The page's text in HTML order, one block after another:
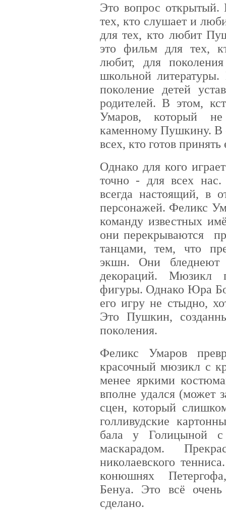
Это вопрос
тех, кто слушает и
для тех, кто любит
это фильм для тех,
любит, для
школьной
поколение детей
родителей. В этом,
Умаров, который
каменному Пушкину. В
всех, кто готов
Однако для кого
точно - для всех
всегда настоящий, в
персонажей. Феликс
команду известных
они перекрываются
танцами, тем, что
экшн. Они
декораций. Мюзикл
фигуры. Однако Юра
его игру не стыдно,
Это Пушкин,
поколения.
Феликс Умаров
красочный мюзикл с
менее яркими
вполне удался (может
сцен, который
голливудские
бала у Голицыной с
маскарадом.
николаевского
конюшнях
Бенуа. Это всё
сделано.